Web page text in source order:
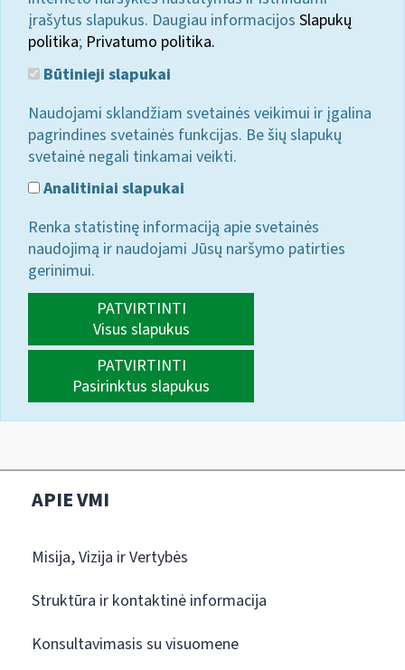
įrašytus slapukus. Daugiau informacijos Slapukų
politika; Privatumo politika.
Būtinieji slapukai
Naudojami sklandžiam svetainės veikimui ir įgalina
pagrindines svetainės funkcijas. Be šių slapukų
svetainė negali tinkamai veikti.
Analitiniai slapukai
Renka statistinę informaciją apie svetainės
naudojimą ir naudojami Jūsų naršymo patirties
gerinimui.
PATVIRTINTI
Visus slapukus
PATVIRTINTI
Pasirinktus slapukus
APIE VMI
Misija, Vizija ir Vertybės
Struktūra ir kontaktinė informacija
Konsultavimasis su visuomene